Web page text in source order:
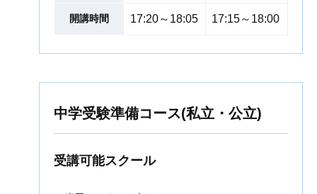
開講時間 17:20～18:05 17:15～18:00
中学受験準備コース(私立・公立)
受講可能スクール